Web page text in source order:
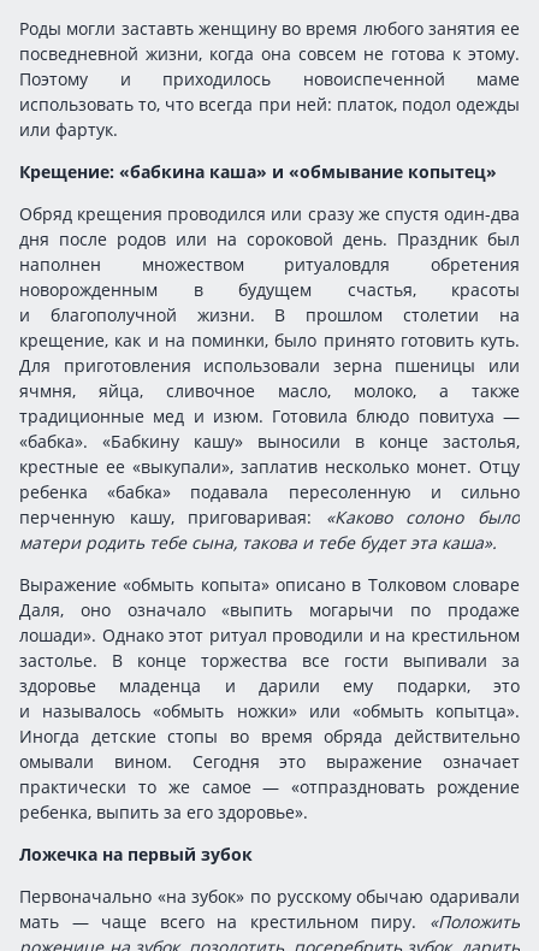
Роды могли заставть женщину во время любого занятия ее
посведневной жизни, когда она совсем не готова к этому.
Поэтому и приходилось новоиспеченной маме
использовать то, что всегда при ней: платок, подол одежды
или фартук.
Крещение: «бабкина каша» и «обмывание копытец»
Обряд крещения проводился или сразу же спустя один-два
дня после родов или на сороковой день. Праздник был
наполнен множеством ритуаловдля обретения
новорожденным в будущем счастья, красоты
и благополучной жизни. В прошлом столетии на
крещение, как и на поминки, было принято готовить куть.
Для приготовления использовали зерна пшеницы или
ячмня, яйца, сливочное масло, молоко, а также
традиционные мед и изюм. Готовила блюдо повитуха —
«бабка». «Бабкину кашу» выносили в конце застолья,
крестные ее «выкупали», заплатив несколько монет. Отцу
ребенка «бабка» подавала пересоленную и сильно
перченную кашу, приговаривая: «Каково солоно было
матери родить тебе сына, такова и тебе будет эта каша».
Выражение «обмыть копыта» описано в Толковом словаре
Даля, оно означало «выпить могарычи по продаже
лошади». Однако этот ритуал проводили и на крестильном
застолье. В конце торжества все гости выпивали за
здоровье младенца и дарили ему подарки, это
и называлось «обмыть ножки» или «обмыть копытца».
Иногда детские стопы во время обряда действительно
омывали вином. Сегодня это выражение означает
практически то же самое — «отпраздновать рождение
ребенка, выпить за его здоровье».
Ложечка на первый зубок
Первоначально «на зубок» по русскому обычаю одаривали
мать — чаще всего на крестильном пиру. «Положить